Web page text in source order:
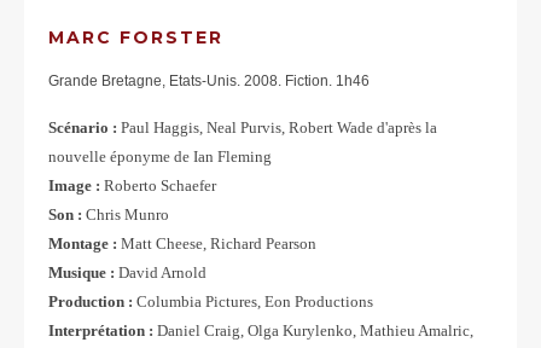
MARC FORSTER
Grande Bretagne, Etats-Unis. 2008. Fiction. 1h46
Scénario : Paul Haggis, Neal Purvis, Robert Wade d'après la
nouvelle éponyme de Ian Fleming
Image : Roberto Schaefer
Son : Chris Munro
Montage : Matt Cheese, Richard Pearson
Musique : David Arnold
Production : Columbia Pictures, Eon Productions
Interprétation : Daniel Craig, Olga Kurylenko, Mathieu Amalric,